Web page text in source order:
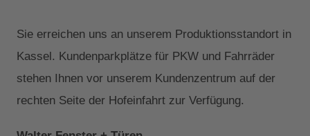
Sie erreichen uns an unserem Produktionsstandort in
Kassel. Kundenparkplätze für PKW und Fahrräder
stehen Ihnen vor unserem Kundenzentrum auf der
rechten Seite der Hofeinfahrt zur Verfügung.